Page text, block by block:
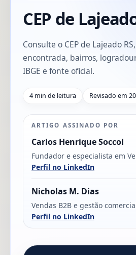
CEP de
Consulte o CEP de Lajeado
encontrada, bairros,
IBGE e fonte oficial.
4 min de leitura Revisado em
ARTIGO ASSINADO POR
Carlos Henrique Soccol
Fundador e especialista em
Perfil no LinkedIn
Nicholas M. Dias
Vendas B2B e gestão
Perfil no LinkedIn